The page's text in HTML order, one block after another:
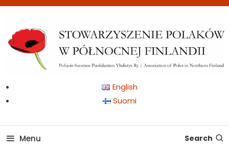
Skip
Content
Stowarzyszenie Polaków
Northern Finland
English
Suomi
Menu Search